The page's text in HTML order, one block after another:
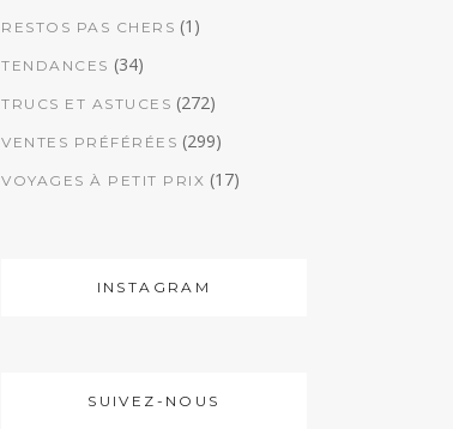
RESTOS PAS CHERS (1)
TENDANCES (34)
TRUCS ET ASTUCES (272)
VENTES PRÉFÉRÉES (299)
VOYAGES À PETIT PRIX (17)
INSTAGRAM
SUIVEZ-NOUS